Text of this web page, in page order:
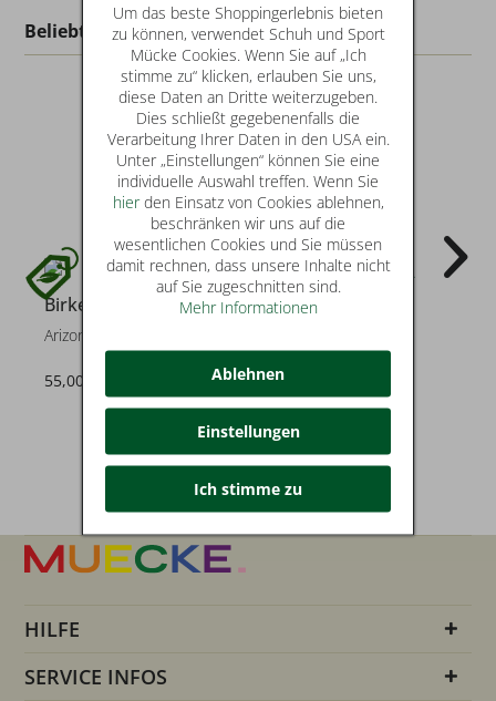
Beliebt in dieser Kategorie
Birkenstock
Arizona EVA
55,00 €
Birkenstock
45,00 €
HILFE
SERVICE INFOS
Um das beste Shoppingerlebnis bieten
zu können, verwendet Schuh und Sport
Mücke Cookies. Wenn Sie auf „Ich
stimme zu“ klicken, erlauben Sie uns,
diese Daten an Dritte weiterzugeben.
Dies schließt gegebenenfalls die
Verarbeitung Ihrer Daten in den USA ein.
Unter „Einstellungen“ können Sie eine
individuelle Auswahl treffen. Wenn Sie
hierden Einsatz von Cookies ablehnen,
beschränken wir uns auf die
wesentlichen Cookies und Sie müssen
damit rechnen, dass unsere Inhalte nicht
auf Sie zugeschnitten sind.
Mehr Informationen
Ablehnen
Einstellungen
Ich stimme zu